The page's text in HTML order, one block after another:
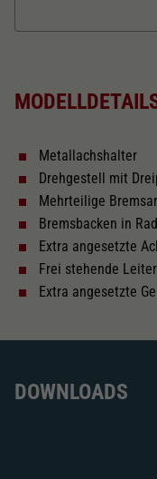
2187
Tauschsatz für
Schliessen
Metallachshalter
Drehgestell mit
Mehrteilige
Bremsbacken in
Extra angesetzte
Frei stehende
Extra angesetzte
DOWNLOADS